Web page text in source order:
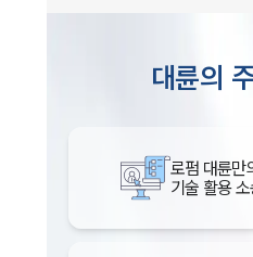
대륜의
로펌 대륜만
기술 활용